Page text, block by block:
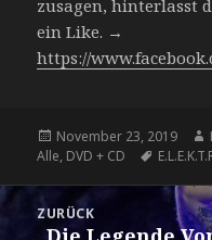
zusagen, hinterlasst
ein Like. →
https://
Veröffentlicht
am
November 23, 2019
Alle, DVD + CD Tags
Beitragsnavigation
ZURÜCK